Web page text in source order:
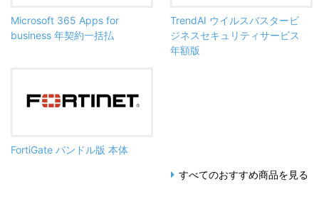
Microsoft 365 Apps for
business 年契約一括払
TrendAI ウイルスバスタービ
ジネスセキュリティサービス
年額版
FortiGate バンドル版 本体
すべてのおすすめ商品を見る